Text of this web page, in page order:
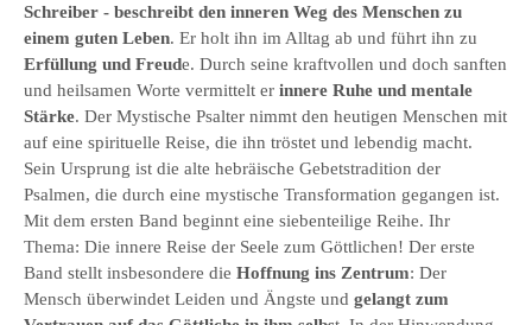
Schreiber - beschreibt den inneren Weg des Menschen zu
einem guten Leben. Er holt ihn im Alltag ab und führt ihn zu
Erfüllung und Freude. Durch seine kraftvollen und doch sanften
und heilsamen Worte vermittelt er innere Ruhe und mentale
Stärke. Der Mystische Psalter nimmt den heutigen Menschen mit
auf eine spirituelle Reise, die ihn tröstet und lebendig macht.
Sein Ursprung ist die alte hebräische Gebetstradition der
Psalmen, die durch eine mystische Transformation gegangen ist.
Mit dem ersten Band beginnt eine siebenteilige Reihe. Ihr
Thema: Die innere Reise der Seele zum Göttlichen! Der erste
Band stellt insbesondere die Hoffnung ins Zentrum: Der
Mensch überwindet Leiden und Ängste und gelangt zum